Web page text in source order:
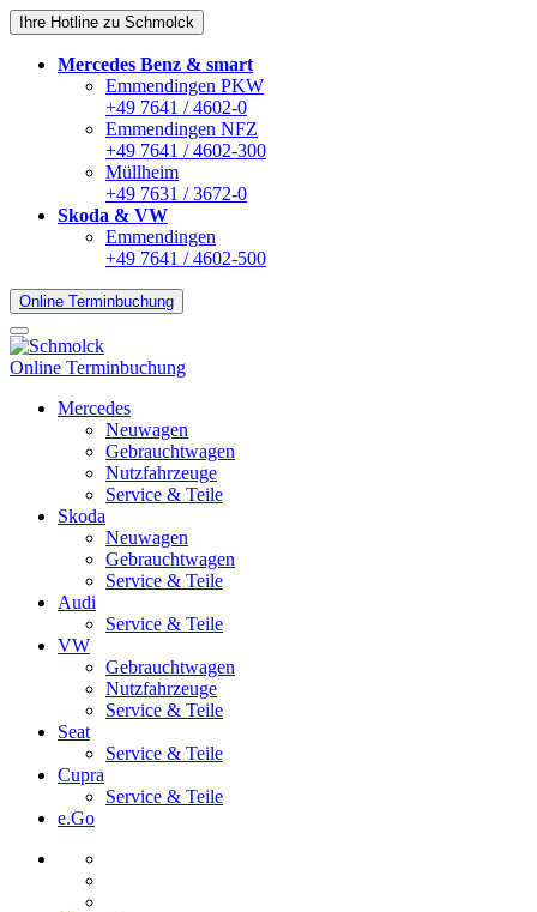
Ihre Hotline zu Schmolck
Mercedes Benz & smart
Emmendingen PKW
+49 7641 / 4602-0
Emmendingen NFZ
+49 7641 / 4602-300
Müllheim
+49 7631 / 3672-0
Skoda & VW
Emmendingen
+49 7641 / 4602-500
Online Terminbuchung
Online Terminbuchung
Mercedes
Neuwagen
Gebrauchtwagen
Nutzfahrzeuge
Service & Teile
Skoda
Neuwagen
Gebrauchtwagen
Service & Teile
Audi
Service & Teile
VW
Gebrauchtwagen
Nutzfahrzeuge
Service & Teile
Seat
Service & Teile
Cupra
Service & Teile
e.Go